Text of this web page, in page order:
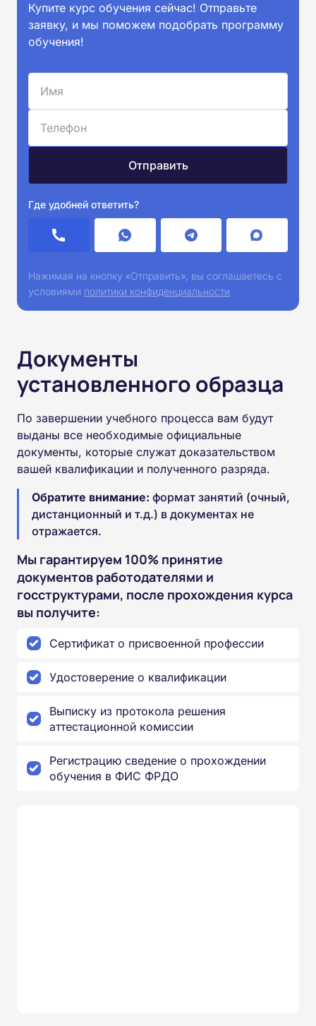
Купите курс обучения сейчас! Отправьте
заявку, и мы поможем подобрать программу
обучения!
Где удобней ответить?
Нажимая на кнопку «Отправить», вы соглашаетесь с
условиями политики конфиденциальности
Документы
установленного образца
По завершении учебного процесса вам будут
выданы все необходимые официальные
документы, которые служат доказательством
вашей квалификации и полученного разряда.
Обратите внимание: формат занятий (очный,
дистанционный и т.д.) в документах не
отражается.
Мы гарантируем 100% принятие
документов работодателями и
госструктурами, после прохождения курса
вы получите:
Сертификат о присвоенной профессии
Удостоверение о квалификации
Выписку из протокола решения
аттестационной комиссии
Регистрацию сведение о прохождении
обучения в ФИС ФРДО